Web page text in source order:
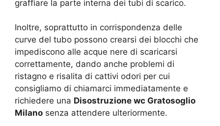
graffiare la parte interna dei tubi di scarico.
Inoltre, soprattutto in corrispondenza delle
curve del tubo possono crearsi dei blocchi che
impediscono alle acque nere di scaricarsi
correttamente, dando anche problemi di
ristagno e risalita di cattivi odori per cui
consigliamo di chiamarci immediatamente e
richiedere una Disostruzione wc Gratosoglio
Milano senza attendere ulteriormente.